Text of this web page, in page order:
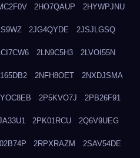
2HO7QAUP 2HYWPJNU
2JG4QYDE 2JSJLGSQ
2LN9C5H3 2LVOI55N
2NFH8OET 2NXDJSMA
2P5KVO7J 2PB26F91
2PK01RCU 2Q6V9UEG
2RPXRAZM 2SAV54DE